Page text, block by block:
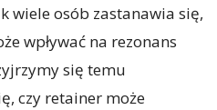
wiele osób zastanawia się,
wpływać na rezonans
się temu
czy retainer może